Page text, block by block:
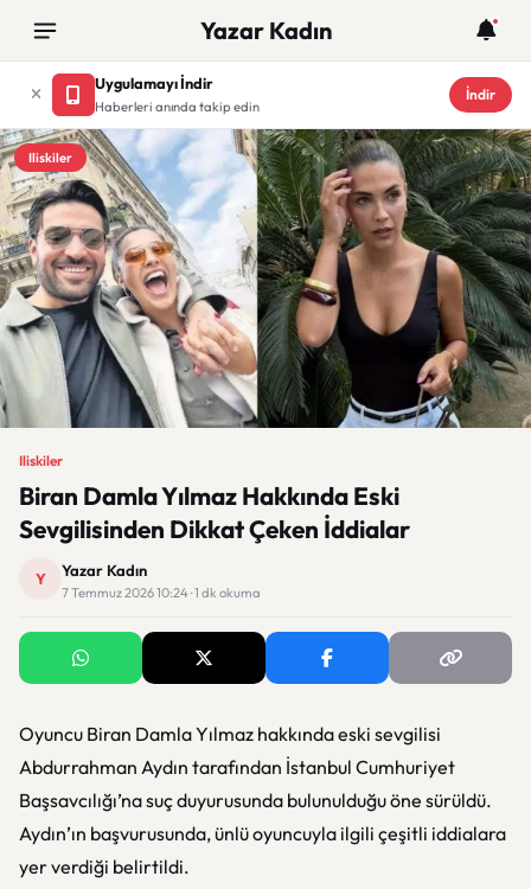
Yazar Kadın
Uygulamayı İndir
Haberleri anında takip edin
İndir
Iliskiler
Iliskiler
Biran Damla Yılmaz Hakkında Eski
Sevgilisinden Dikkat Çeken İddialar
Y Yazar Kadın
7 Temmuz 2026 10:24 · 1 dk okuma
Oyuncu Biran Damla Yılmaz hakkında eski sevgilisi
Abdurrahman Aydın tarafından İstanbul Cumhuriyet
Başsavcılığı’na suç duyurusunda bulunulduğu öne sürüldü.
Aydın’ın başvurusunda, ünlü oyuncuyla ilgili çeşitli iddialara
yer verdiği belirtildi.